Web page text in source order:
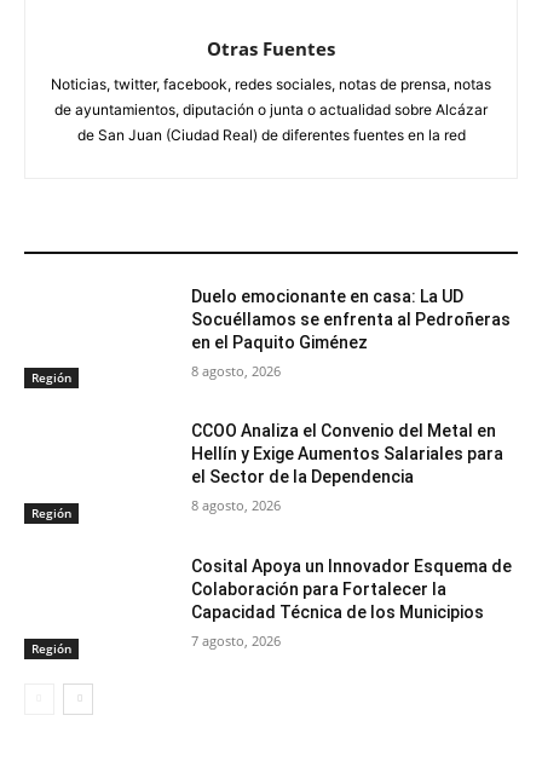
Otras Fuentes
Noticias, twitter, facebook, redes sociales, notas de prensa, notas
de ayuntamientos, diputación o junta o actualidad sobre Alcázar
de San Juan (Ciudad Real) de diferentes fuentes en la red
Región
Duelo emocionante en casa: La UD
Socuéllamos se enfrenta al Pedroñeras
en el Paquito Giménez
8 agosto, 2026
Región
CCOO Analiza el Convenio del Metal en
Hellín y Exige Aumentos Salariales para
el Sector de la Dependencia
8 agosto, 2026
Región
Cosital Apoya un Innovador Esquema de
Colaboración para Fortalecer la
Capacidad Técnica de los Municipios
7 agosto, 2026